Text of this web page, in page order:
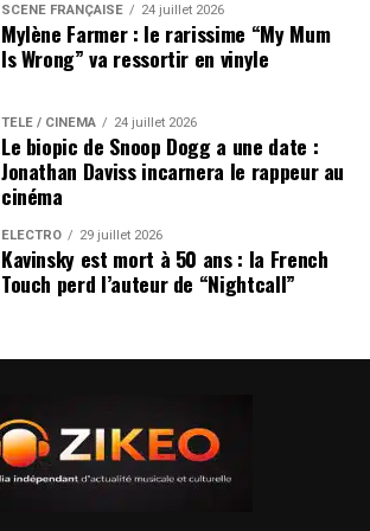
SCÈNE FRANÇAISE 24 juillet 2026
Mylène Farmer : le rarissime “My Mum
Is Wrong” va ressortir en vinyle
TÉLÉ / CINÉMA 24 juillet 2026
Le biopic de Snoop Dogg a une date :
Jonathan Daviss incarnera le rappeur au
cinéma
ÉLECTRO 29 juillet 2026
Kavinsky est mort à 50 ans : la French
Touch perd l’auteur de “Nightcall”